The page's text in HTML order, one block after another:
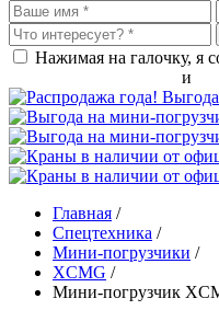
Нажимая на галочку, я
и
Главная /
Спецтехника /
Мини-погрузчики /
XCMG /
Мини-погрузчик